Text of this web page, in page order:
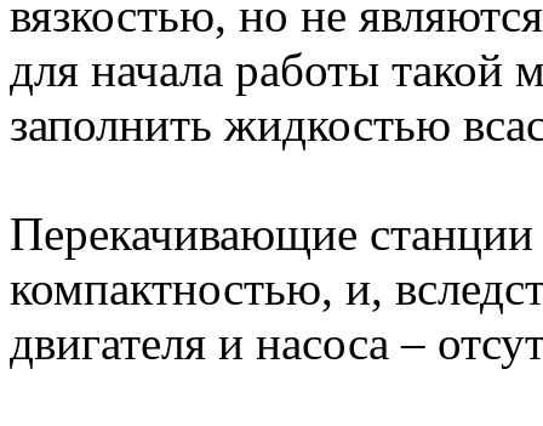
вязкостью, но не
для начала работы
заполнить жидкостью
Перекачивающие
компактностью, и,
двигателя и насоса –